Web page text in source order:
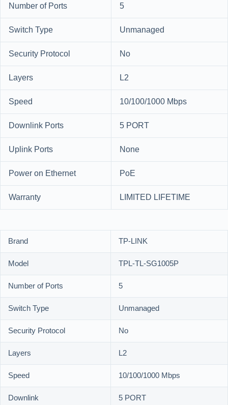
Number of Ports
5
Switch Type
Unmanaged
Security Protocol
No
Layers
L2
Speed
10/100/1000 Mbps
Downlink Ports
5 PORT
Uplink Ports
None
Power on Ethernet
PoE
Warranty
LIMITED LIFETIME
Brand
TP-LINK
Model
TPL-TL-SG1005P
Number of Ports
5
Switch Type
Unmanaged
Security Protocol
No
Layers
L2
Speed
10/100/1000 Mbps
Downlink
5 PORT